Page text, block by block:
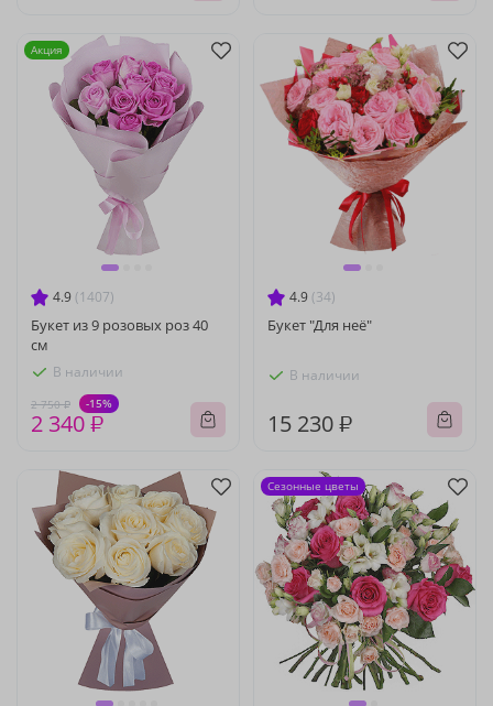
4.9 (1407)
Букет из 9 розовых роз 40
см
В наличии
2 750 ₽ -15%
2 340 ₽
Акция
4.9 (34)
Букет "Для неё"
В наличии
15 230 ₽
Сезонные цветы